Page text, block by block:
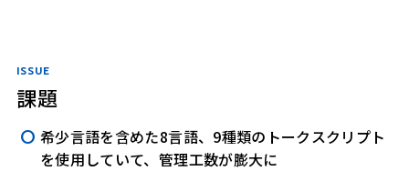
ISSUE
課題
希少言語を含めた8言語、9種類のトークスクリプト
を使用していて、管理工数が膨大に